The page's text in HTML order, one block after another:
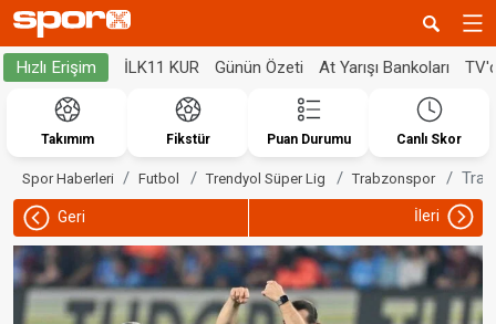
Hızlı Erişim İLK11 KUR Günün Özeti At Yarışı Bankoları
Takımım Fikstür Puan Durumu Canlı Skor
Spor Haberleri Futbol Trendyol Süper Lig Trabzonspor
Geri İleri